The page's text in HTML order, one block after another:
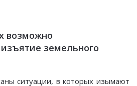
возможно
земельного
ситуации, в которых изымают